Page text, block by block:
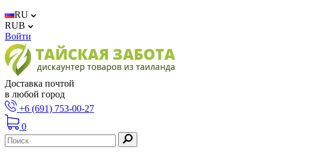
RU
RUB
Войти
Доставка почтой
в любой город
+6 (691) 753-00-27
0